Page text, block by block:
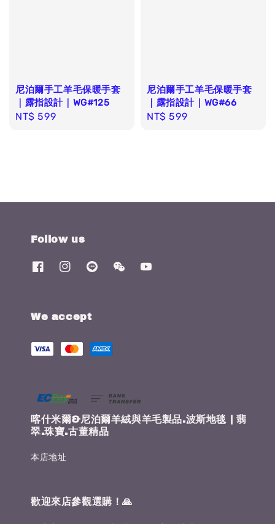
尼泊爾手工羊毛保暖手套
｜露指設計｜WG#125
Regular
NT$ 599
尼泊爾手工羊毛保暖手套
｜露指設計｜WG#66
Regular
NT$ 599
Follow us
We accept
喀什米爾&尼泊爾羊絨與羊毛製品.波斯地毯 | 翡
翠.珠寶.古董精品
本店地址
歡迎來店參觀選購！🙏